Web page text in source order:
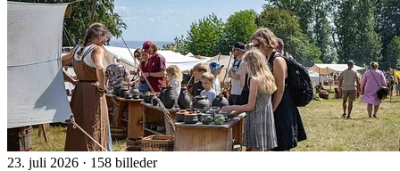
23. juli 2026 · 158 billeder